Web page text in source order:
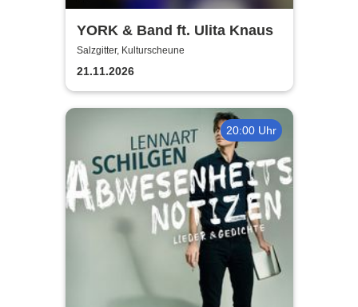
YORK & Band ft. Ulita Knaus
Salzgitter, Kulturscheune
21.11.2026
20:00 Uhr